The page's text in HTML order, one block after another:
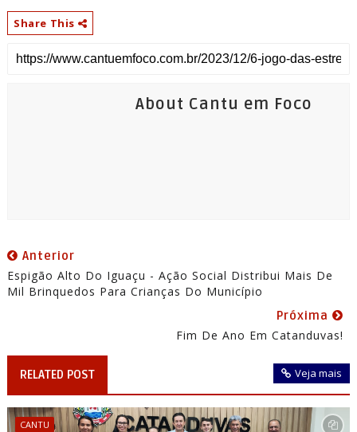
Share This
About Cantu em Foco
Anterior
Espigão Alto Do Iguaçu - Ação Social Distribui Mais De
Mil Brinquedos Para Crianças Do Município
Próxima
Fim De Ano Em Catanduvas!
RELATED POST Veja mais
CANTU